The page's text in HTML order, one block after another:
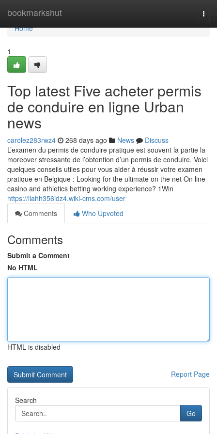
bookmarkshut
Home
Home
1
Top latest Five acheter permis
de conduire en ligne Urban
news
carolez283rwz4 268 days ago News
Discuss
L’examen du permis de conduire pratique est souvent la partie la
moreover stressante de l’obtention d’un permis de conduire. Voici
quelques conseils utiles pour vous aider à réussir votre examen
pratique en Belgique : Looking for the ultimate on the net On line
casino and athletics betting working experience? 1Win
https://llahh356idz4.wiki-cms.com/user
Comments
Who Upvoted
Comments
Submit a Comment
No HTML
HTML is disabled
Report Page
Search
Go